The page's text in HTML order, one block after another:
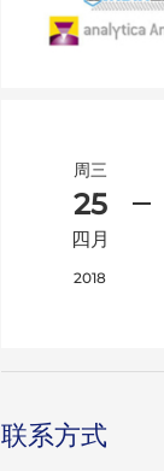
周三
25
四月
2018
联系方式